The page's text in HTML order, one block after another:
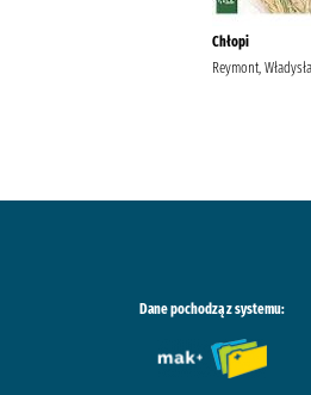
Chłopi
Reymont,
Dane pochodzą z systemu: